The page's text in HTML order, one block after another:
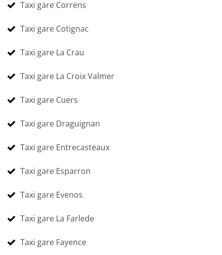
Taxi gare Correns
Taxi gare Cotignac
Taxi gare La Crau
Taxi gare La Croix Valmer
Taxi gare Cuers
Taxi gare Draguignan
Taxi gare Entrecasteaux
Taxi gare Esparron
Taxi gare Evenos
Taxi gare La Farlede
Taxi gare Fayence